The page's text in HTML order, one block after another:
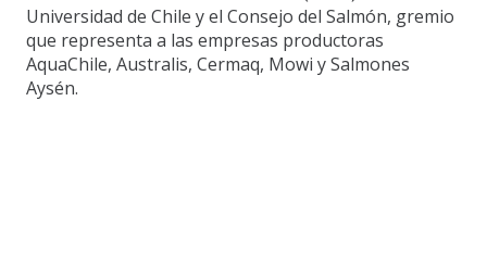
Universidad de Chile y el Consejo del Salmón, gremio
que representa a las empresas productoras
AquaChile, Australis, Cermaq, Mowi y Salmones
Aysén.